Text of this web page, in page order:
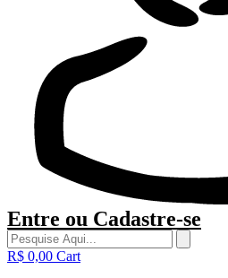
Entre ou Cadastre-se
R$ 0,00 Cart